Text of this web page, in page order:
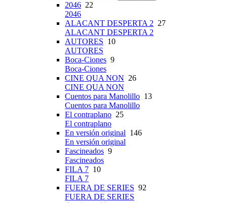
2046 22
2046
ALACANT DESPERTA 2 27
ALACANT DESPERTA 2
AUTORES 10
AUTORES
Boca-Ciones 9
Boca-Ciones
CINE QUA NON 26
CINE QUA NON
Cuentos para Manolillo 13
Cuentos para Manolillo
El contraplano 25
El contraplano
En versión original 146
En versión original
Fascineados 9
Fascineados
FILA 7 10
FILA 7
FUERA DE SERIES 92
FUERA DE SERIES